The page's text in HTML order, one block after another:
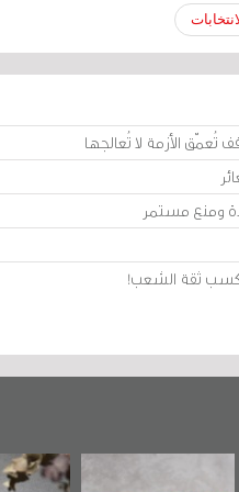
تُعمّق الأزمة لا تُعالجها
ومنع مستمر
كسب ثقة الشعب!
«وطن عكر» رواية